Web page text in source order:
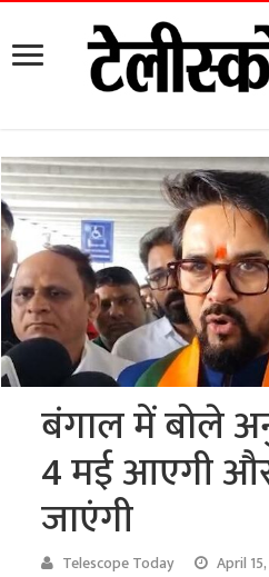
बंगाल में बोले
4 मई आएगी और
जाएंगी
Telescope Today April